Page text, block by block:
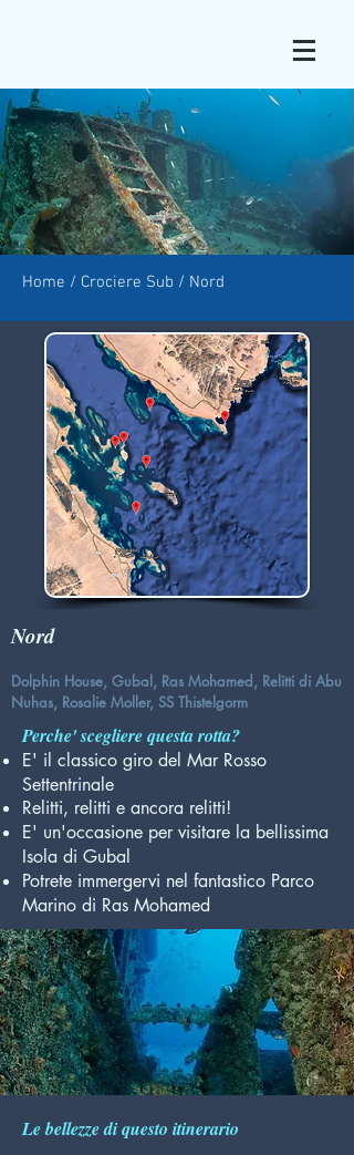
Home / Crociere Sub / Nord
Nord
Dolphin House, Gubal, Ras Mohamed, Relitti di Abu
Nuhas, Rosalie Moller, SS Thistelgorm
Perche' scegliere questa rotta?
E' il classico giro del Mar Rosso
Settentrinale
Relitti, relitti e ancora relitti!
E' un'occasione per visitare la bellissima
Isola di Gubal
Potrete immergervi nel fantastico Parco
Marino di Ras Mohamed
Le bellezze di questo itinerario